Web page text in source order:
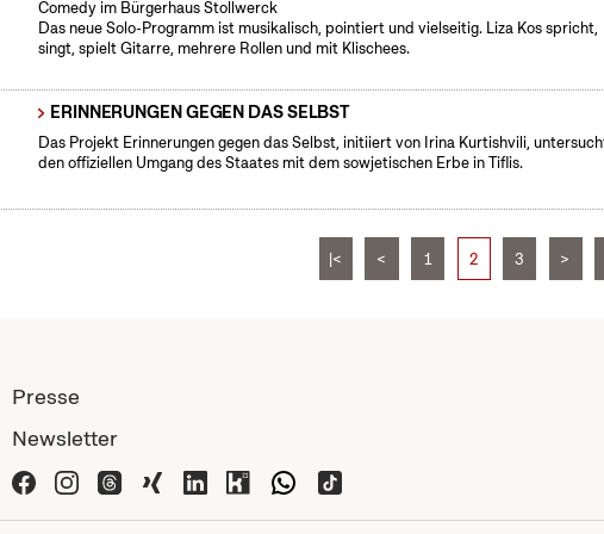
Comedy im Bürgerhaus Stollwerck
Das neue Solo-Programm ist musikalisch, pointiert und vielseitig. Liza Kos spricht,
singt, spielt Gitarre, mehrere Rollen und mit Klischees.
ERINNERUNGEN GEGEN DAS SELBST
Das Projekt Erinnerungen gegen das Selbst, initiiert von Irina Kurtishvili,
den offiziellen Umgang des Staates mit dem sowjetischen Erbe in Tiflis.
|< < 1 2 3 >
Presse
Newsletter